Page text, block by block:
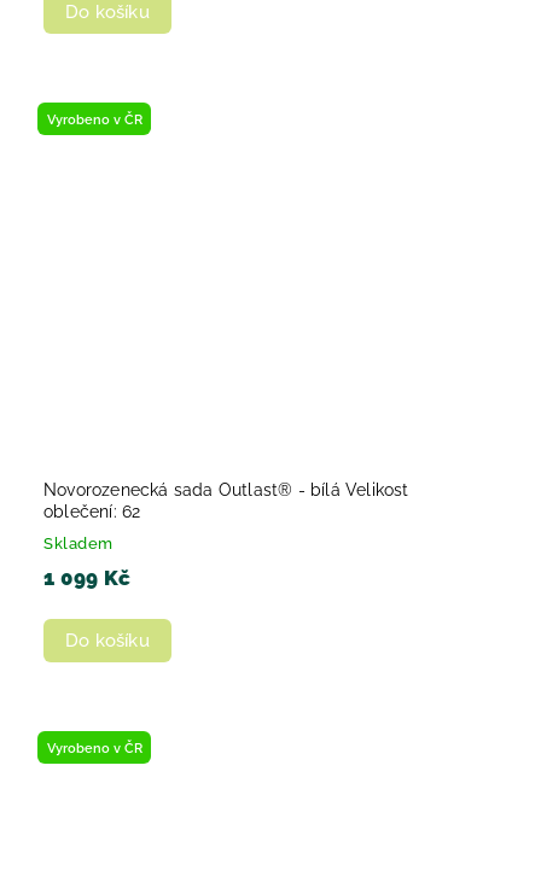
Do košíku
Vyrobeno v ČR
Novorozenecká sada Outlast® - bílá Velikost
oblečení: 62
Skladem
1 099 Kč
Do košíku
Vyrobeno v ČR